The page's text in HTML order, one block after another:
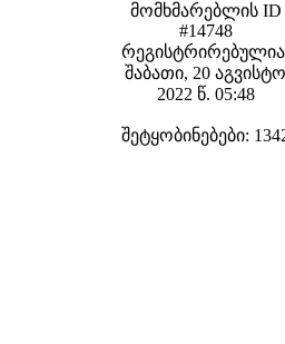
მომხმარებლის ID
#14748
შაბათი, 20 აგვისტო
2022 წ. 05:48
შეტყობინებები: